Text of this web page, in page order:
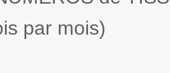
par mois)